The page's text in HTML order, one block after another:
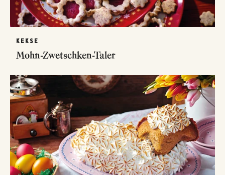
KEKSE
Mohn-Zwetschken-Taler